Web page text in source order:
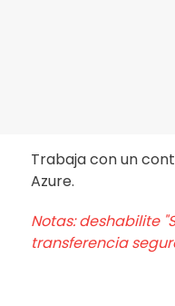
Trabaja con un
Azure.
Notas: deshabilite
transferencia